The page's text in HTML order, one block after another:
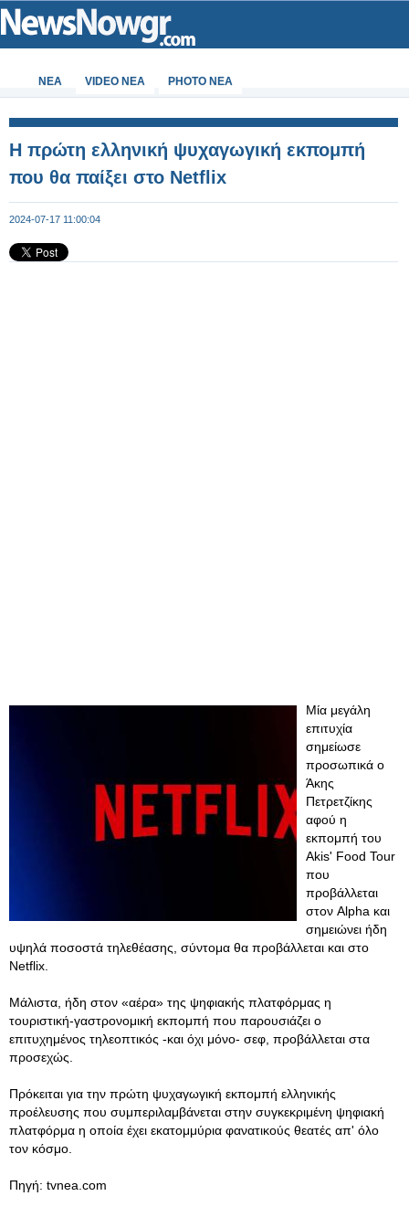
ΝΕΑ VIDEO NEA PHOTO NEA
Η πρώτη ελληνική ψυχαγωγική εκπομπή
που θα παίξει στο Netflix
2024-07-17 11:00:04
Μία μεγάλη
επιτυχία
σημείωσε
προσωπικά ο
Άκης
Πετρετζίκης
αφού η
εκπομπή του
Akis' Food Tour
που
προβάλλεται
στον Alpha και
σημειώνει ήδη
υψηλά ποσοστά τηλεθέασης, σύντομα θα προβάλλεται και στο
Netflix.
Μάλιστα, ήδη στον «αέρα» της ψηφιακής πλατφόρμας η
τουριστική-γαστρονομική εκπομπή που παρουσιάζει ο
επιτυχημένος τηλεοπτικός -και όχι μόνο- σεφ, προβάλλεται στα
προσεχώς.
Πρόκειται για την πρώτη ψυχαγωγική εκπομπή ελληνικής
προέλευσης που συμπεριλαμβάνεται στην συγκεκριμένη ψηφιακή
πλατφόρμα η οποία έχει εκατομμύρια φανατικούς θεατές απ' όλο
τον κόσμο.
Πηγή: tvnea.com